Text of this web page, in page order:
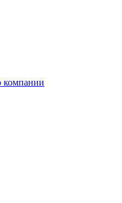
компании